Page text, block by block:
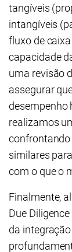
tangíveis
intangíveis
fluxo de
capacidade
uma revisão
assegurar
desempenho
realizamos
confrontando
similares
com o que o
Finalmente,
Due
da